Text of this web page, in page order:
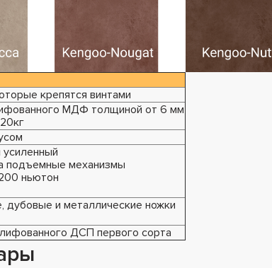
крепятся винтами
МДФ толщиной от 6 мм
усиленный
подъемные механизмы
ньютон
дубовые и металлические ножки
ДСП первого сорта